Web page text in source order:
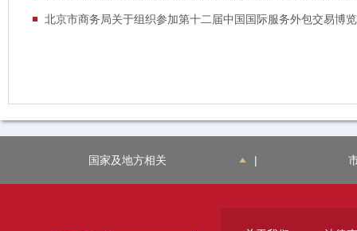
北京市商务局关于组织参加第十二届中国国际服务外包交易博
国家及地方相关 |